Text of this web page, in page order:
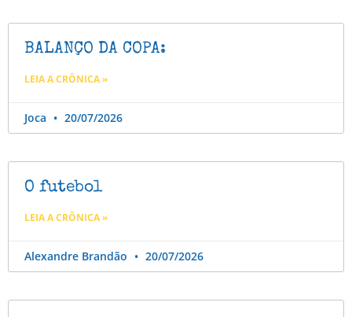
BALANÇO DA COPA:
LEIA A CRÔNICA »
Joca 20/07/2026
O futebol
LEIA A CRÔNICA »
Alexandre Brandão 20/07/2026